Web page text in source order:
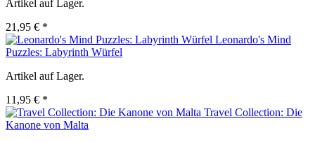
Artikel auf Lager.
21,95 € *
Leonardo's Mind
Puzzles: Labyrinth Würfel
Artikel auf Lager.
11,95 € *
Travel Collection: Die
Kanone von Malta